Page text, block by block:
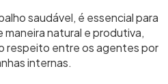
saudável, é essencial para
natural e produtiva,
respeito entre os agentes por
internas.